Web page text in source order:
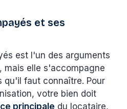
et ses
est l'un des arguments
mais elle s'accompagne
qu'il faut connaître. Pour
votre bien doit
principale du locataire,